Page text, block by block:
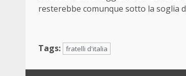
resterebbe comunque sotto la soglia
Tags: fratelli d'italia